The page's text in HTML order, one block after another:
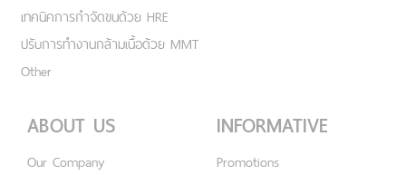
เทคนิคการกำจัดขนด้วย HRE
ปรับการทำงานกล้ามเนื้อด้วย MMT
Other
ABOUT US
Our Company
INFORMATIVE
Promotions